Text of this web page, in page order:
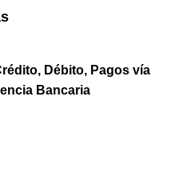
Débito, Pagos vía
Bancaria